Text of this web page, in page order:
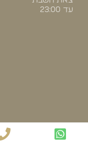
עד 23:00